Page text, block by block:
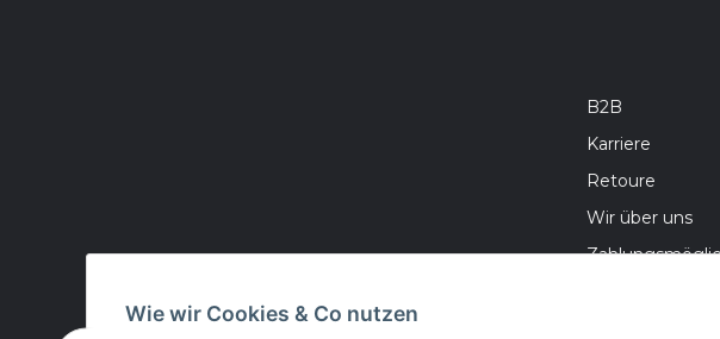
B2B
Karriere
Retoure
Wir über uns
Wie wir Cookies & Co nutzen